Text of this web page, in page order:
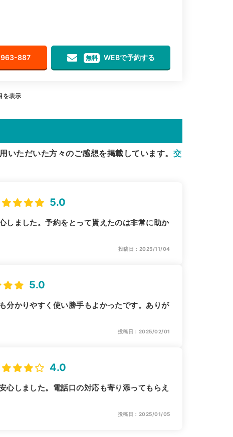
887 無料 WEBで予約する
を表示
ただいた方々のご感想を掲載しています。 交
5.0
しました。予約をとって貰えたのは非常に助か
投稿日：2025/11/04
5.0
分かりやすく使い勝手もよかったです。ありが
投稿日：2025/02/01
4.0
しました。電話口の対応も寄り添ってもらえ
投稿日：2025/01/05